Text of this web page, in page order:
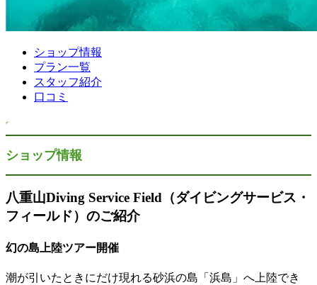
ショップ情報
プラン一覧
スタッフ紹介
口コミ
ショップ情報
八重山Diving Service Field（ダイビングサービス・
フィールド）のご紹介
幻の島上陸ツアー開催
潮が引いたときにだけ現れる砂浜の島「浜島」へ上陸でき